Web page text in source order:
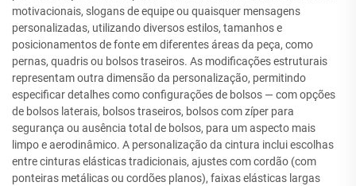
motivacionais, slogans de equipe ou quaisquer mensagens
personalizadas, utilizando diversos estilos, tamanhos e
posicionamentos de fonte em diferentes áreas da peça, como
pernas, quadris ou bolsos traseiros. As modificações estruturais
representam outra dimensão da personalização, permitindo
especificar detalhes como configurações de bolsos — com opções
de bolsos laterais, bolsos traseiros, bolsos com zíper para
segurança ou ausência total de bolsos, para um aspecto mais
limpo e aerodinâmico. A personalização da cintura inclui escolhas
entre cinturas elásticas tradicionais, ajustes com cordão (com
ponteiras metálicas ou cordões planos), faixas elásticas largas